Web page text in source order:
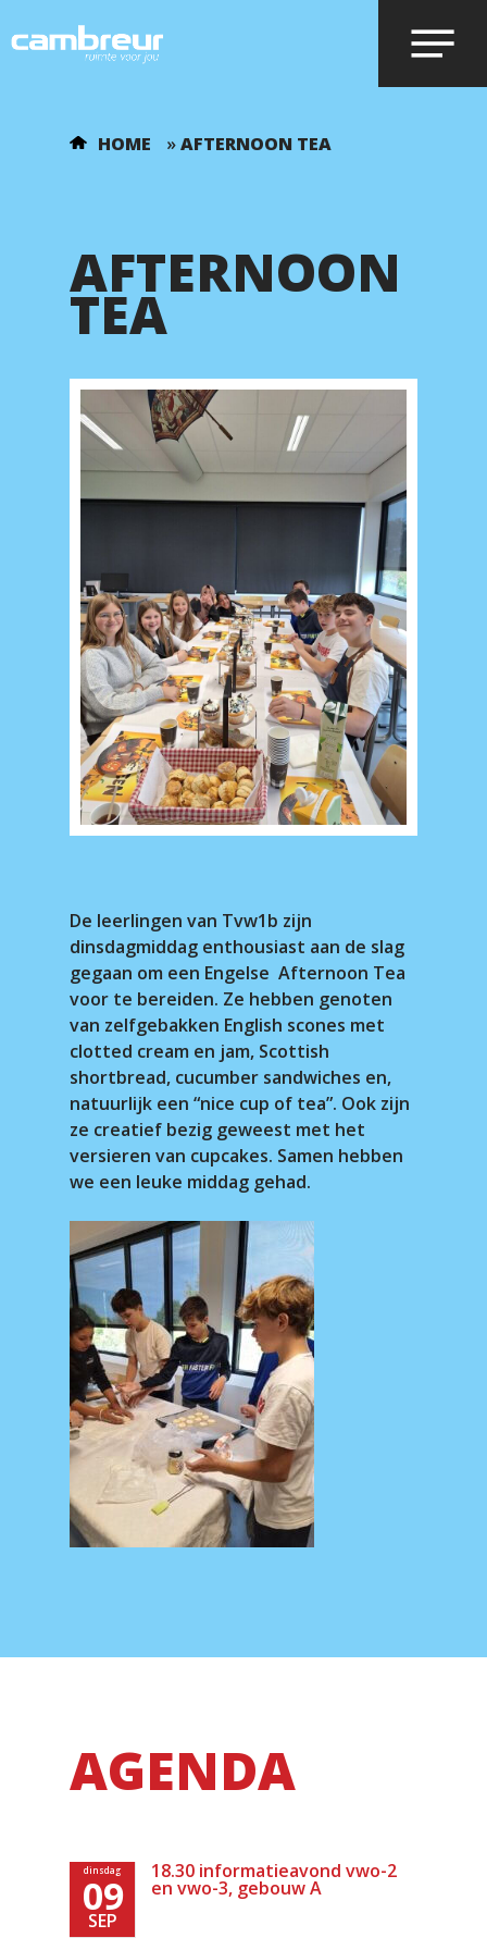
Voer je zoekopdracht in en druk op
HOME »AFTERNOON TEA
AFTERNOON
TEA
De leerlingen van Tvw1b zijn
dinsdagmiddag enthousiast aan de slag
gegaan om een Engelse Afternoon Tea
voor te bereiden. Ze hebben genoten
van zelfgebakken English scones met
clotted cream en jam, Scottish
shortbread, cucumber sandwiches en,
natuurlijk een “nice cup of tea”. Ook zijn
ze creatief bezig geweest met het
versieren van cupcakes. Samen hebben
we een leuke middag gehad.
AGENDA
dinsdag
09
SEP
18.30 informatieavond vwo-2
en vwo-3, gebouw A